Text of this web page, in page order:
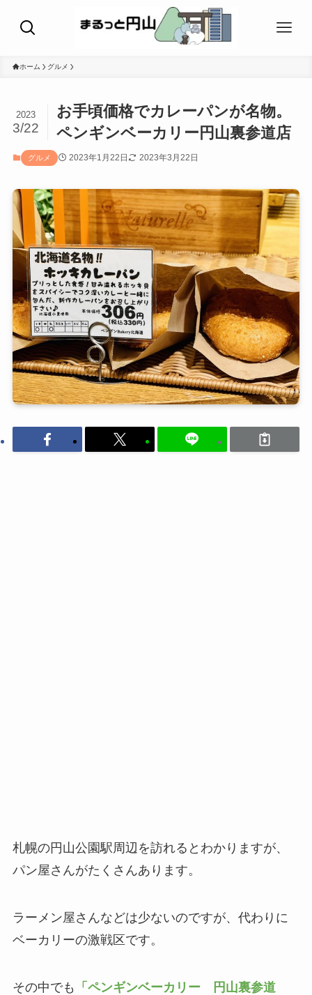
ホーム グルメ
お手頃価格でカレーパンが名物。
ペンギンベーカリー円山裏参道店
2023
3/22
グルメ 2023年1月22日 2023年3月22日
札幌の円山公園駅周辺を訪れるとわかりますが、
パン屋さんがたくさんあります。
ラーメン屋さんなどは少ないのですが、代わりに
ベーカリーの激戦区です。
その中でも
「ペンギンベーカリー 円山裏参道